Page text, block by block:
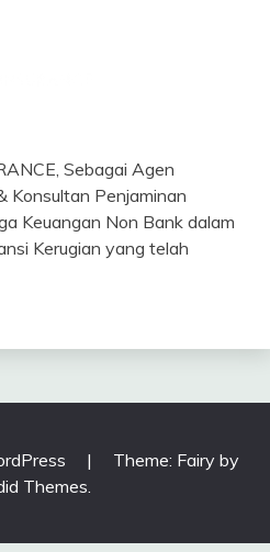
Sebagai Agen
Konsultan Penjaminan
Keuangan Non Bank dalam
Kerugian yang telah
|
Theme: Fairy by
Themes.